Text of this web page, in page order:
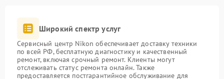
Широкий спектр услуг
Сервисный центр Nikon обеспечивает доставку техники
по всей РФ, бесплатную диагностику и качественный
ремонт, включая срочный ремонт. Клиенты могут
отслеживать статус ремонта онлайн. Также
предоставляется постгарантийное обслуживание для